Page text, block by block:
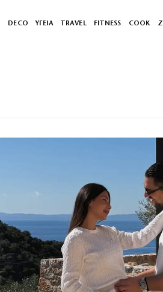
DECO ΥΓΕΙΑ TRAVEL FITNESS COOK